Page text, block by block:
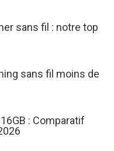
sans fil : notre top
sans fil moins de
: Comparatif